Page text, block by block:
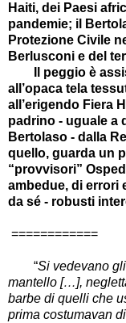
Haiti, dei Paesi
pandemie; il
Protezione Civile
Berlusconi e del
Il peggio è
all’opaca tela
all’erigendo Fiera
padrino - uguale a
Bertolaso - dalla
quello, guarda un
“provvisori”
ambedue, di errori
da sé - robusti
============
“Si vedevano
mantello […],
barbe di quelli che
prima costumavan